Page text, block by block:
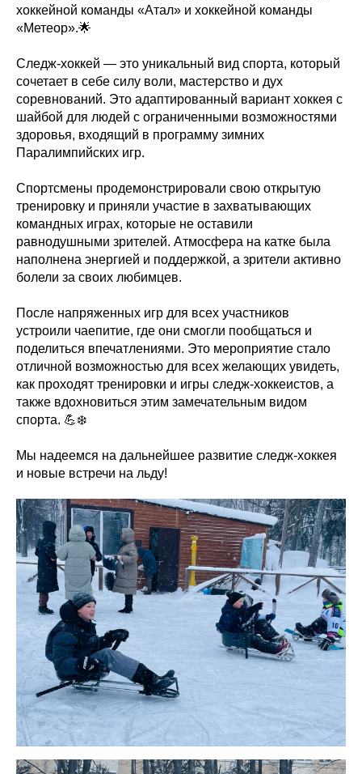
хоккейной команды «Атал» и хоккейной команды
«Метеор».🌟
Следж-хоккей — это уникальный вид спорта, который
сочетает в себе силу воли, мастерство и дух
соревнований. Это адаптированный вариант хоккея с
шайбой для людей с ограниченными возможностями
здоровья, входящий в программу зимних
Паралимпийских игр.
Спортсмены продемонстрировали свою открытую
тренировку и приняли участие в захватывающих
командных играх, которые не оставили
равнодушными зрителей. Атмосфера на катке была
наполнена энергией и поддержкой, а зрители активно
болели за своих любимцев.
После напряженных игр для всех участников
устроили чаепитие, где они смогли пообщаться и
поделиться впечатлениями. Это мероприятие стало
отличной возможностью для всех желающих увидеть,
как проходят тренировки и игры следж-хоккеистов, а
также вдохновиться этим замечательным видом
спорта. 💪❄️
Мы надеемся на дальнейшее развитие следж-хоккея
и новые встречи на льду!